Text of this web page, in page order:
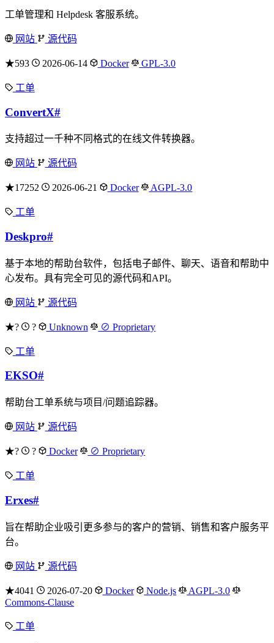
工单管理和 Helpdesk 客服系统。
网站 源代码
★593 2026-06-14 Docker GPL-3.0
工单
ConvertX#
支持超过一千种不同格式的在线文件转换器。
网站 源代码
★17252 2026-06-21 Docker AGPL-3.0
工单
Deskpro#
基于本地的帮助台软件，包括电子邮件、聊天、语音和帮助中
心发布。具有完全可见的源代码和API。
网站 源代码
★? ? Unknown ⊘ Proprietary
工单
EKSO#
帮助台工单系统与项目/问题追踪器。
网站 源代码
★? ? Docker ⊘ Proprietary
工单
Erxes#
旨在帮助企业吸引更多参与的客户的营销、销售和客户服务平
台。
网站 源代码
★4041 2026-07-20 Docker Node.js
AGPL-3.0
Commons-Clause
工单